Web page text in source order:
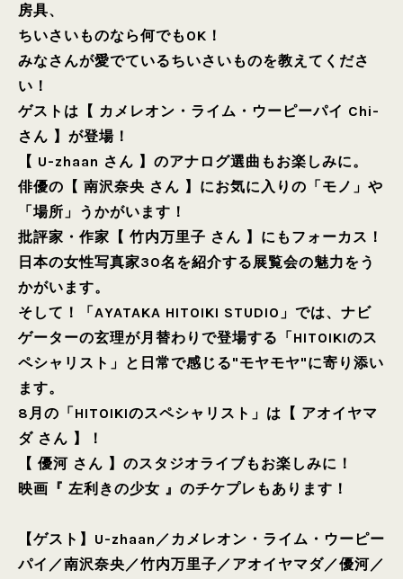
房具、
ちいさいものなら何でもOK！
みなさんが愛でているちいさいものを教えてくださ
い！
ゲストは【 カメレオン・ライム・ウーピーパイ Chi-
さん 】が登場！
【 U-zhaan さん 】のアナログ選曲もお楽しみに。
俳優の【 南沢奈央 さん 】にお気に入りの「モノ」や
「場所」うかがいます！
批評家・作家【 竹内万里子 さん 】にもフォーカス！
日本の女性写真家30名を紹介する展覧会の魅力をう
かがいます。
そして！「AYATAKA HITOIKI STUDIO」では、ナビ
ゲーターの玄理が月替わりで登場する「HITOIKIのス
ペシャリスト」と日常で感じる"モヤモヤ"に寄り添い
ます。
8月の「HITOIKIのスペシャリスト」は【 アオイヤマ
ダ さん 】！
【 優河 さん 】のスタジオライブもお楽しみに！
映画『 左利きの少女 』のチケプレもあります！
【ゲスト】 U-zhaan ／カメレオン・ライム・ウーピー
パイ ／南沢奈央／竹内万里子／アオイヤマダ／優河／